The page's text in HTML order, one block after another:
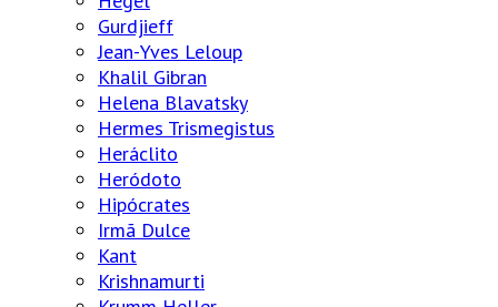
Gurdjieff
Jean-Yves Leloup
Khalil Gibran
Helena Blavatsky
Hermes Trismegistus
Heráclito
Heródoto
Hipócrates
Irmã Dulce
Kant
Krishnamurti